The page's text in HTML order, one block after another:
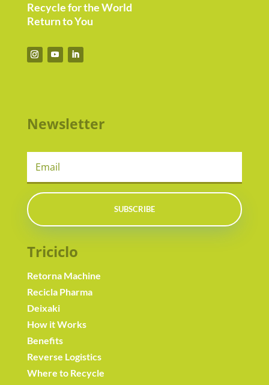
Recycle for the World
Return to You
Newsletter
SUBSCRIBE
Triciclo
Retorna Machine
Recicla Pharma
Deixaki
How it Works
Benefits
Reverse Logistics
Where to Recycle